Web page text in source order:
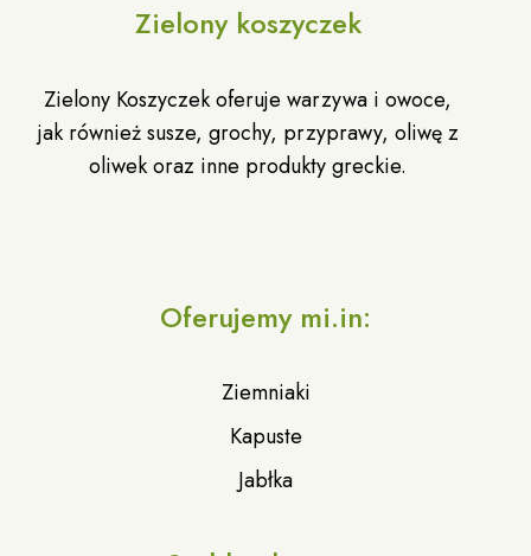
Zielony koszyczek
Zielony Koszyczek oferuje warzywa i owoce,
jak również susze, grochy, przyprawy, oliwę z
oliwek oraz inne produkty greckie.
Oferujemy mi.in:
Ziemniaki
Kapuste
Jabłka